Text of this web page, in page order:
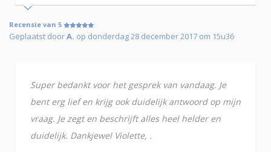
Recensie van 5
Geplaatst doorA. op donderdag 28 december 2017 om 15u36
Super bedankt voor het gesprek van vandaag. Je
bent erg lief en krijg ook duidelijk antwoord op mijn
vraag. Je zegt en beschrijft alles heel helder en
duidelijk. Dankjewel Violette, .